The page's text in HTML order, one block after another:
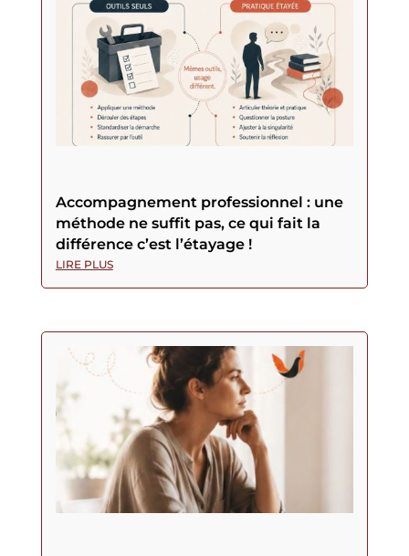
Accompagnement professionnel : une
méthode ne suffit pas, ce qui fait la
différence c’est l’étayage !
LIRE PLUS